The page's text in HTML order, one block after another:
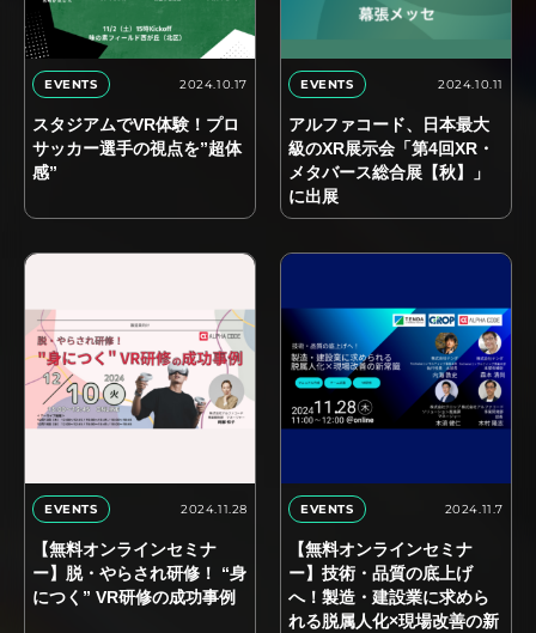
EVENTS 2024.10.17
スタジアムでVR体験！プロ
サッカー選手の視点を”超体
感”
EVENTS 2024.10.11
アルファコード、日本最大
級のXR展示会「第4回XR・
メタバース総合展【秋】」
に出展
EVENTS 2024.11.28
【無料オンラインセミナ
ー】脱・やらされ研修！ “身
につく” VR研修の成功事例
EVENTS 2024.11.7
【無料オンラインセミナ
ー】技術・品質の底上げ
へ！製造・建設業に求めら
れる脱属人化×現場改善の新